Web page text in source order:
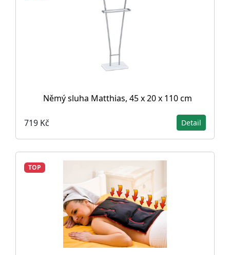
Němý sluha Matthias, 45 x 20 x 110 cm
719 Kč Detail
TOP